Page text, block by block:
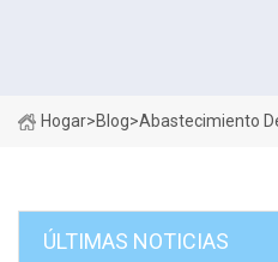
Hogar>Blog>Abastecimiento
ÚLTIMAS NOTICIAS